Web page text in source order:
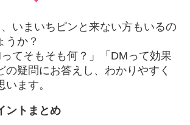
いまいちピンと来ない方もいるの
うか？
てそもそも何？」「DMって効果
の疑問にお答えし、わかりやすく
ます。
ントまとめ